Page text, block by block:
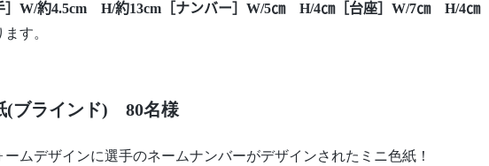
約4.5cm H/約13cm［ナンバー］W/5㎝ H/4㎝［台座］W/7㎝ H/4㎝
す。
ブラインド) 80名様
ムデザインに選手のネームナンバーがデザインされたミニ色紙！